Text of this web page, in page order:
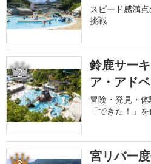
スピード感満
挑戦
2
鈴鹿サー
ア・アド
冒険・発見・
「できた！」
宮リバー